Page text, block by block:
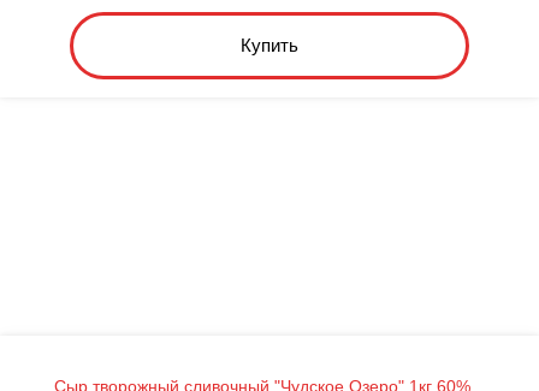
Купить
Сыр творожный сливочный "Чудское Озеро" 1кг 60%...